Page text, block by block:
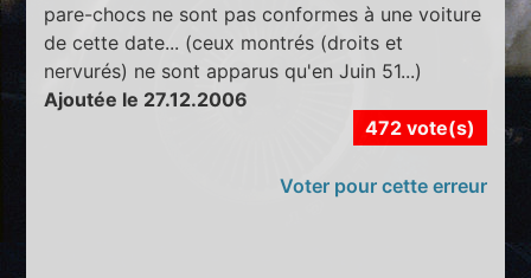
pare-chocs ne sont pas conformes à une voiture
de cette date... (ceux montrés (droits et
nervurés) ne sont apparus qu'en Juin 51...)
Ajoutée le 27.12.2006
472 vote(s)
Voter pour cette erreur